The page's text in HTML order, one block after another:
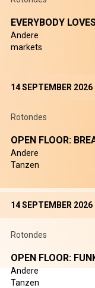
EVERYBODY
Andere
markets
14 SEPTEMBER 2026
Rotondes
OPEN FLOOR:
Andere
Tanzen
14 SEPTEMBER 2026
Rotondes
OPEN FLOOR:
Andere
Tanzen